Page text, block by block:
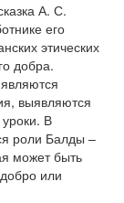
А. С.
его
этических
добра.
выявляются
В
роли Балды –
может быть
или